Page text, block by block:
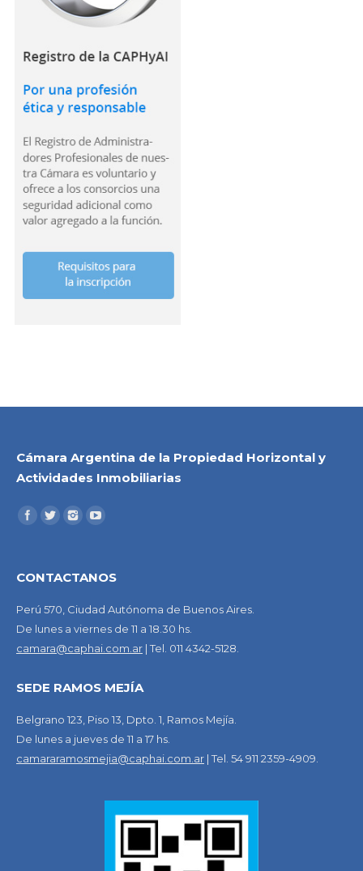
Cámara Argentina de la Propiedad Horizontal y
Actividades Inmobiliarias
CONTACTANOS
Perú 570, Ciudad Autónoma de Buenos Aires.
De lunes a viernes de 11 a 18.30 hs.
camara@caphai.com.ar | Tel. 011 4342-5128.
SEDE RAMOS MEJÍA
Belgrano 123, Piso 13, Dpto. 1, Ramos Mejía.
De lunes a jueves de 11 a 17 hs.
camararamosmejia@caphai.com.ar | Tel. 54 911 2359-4909.